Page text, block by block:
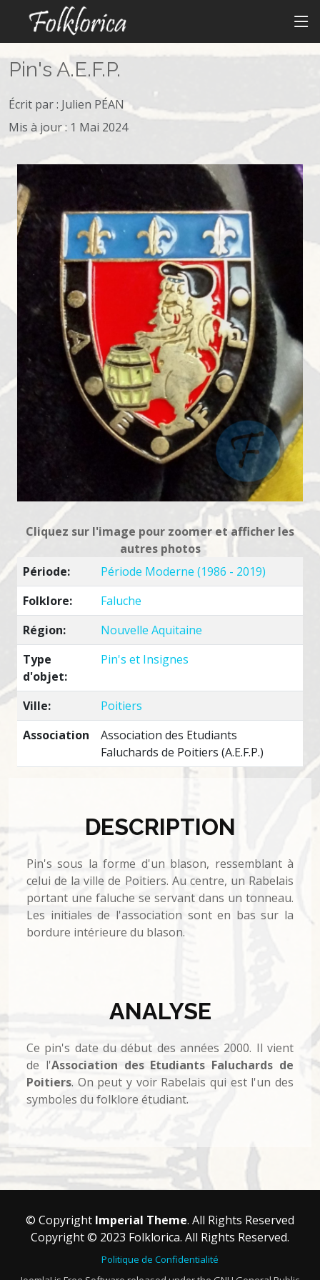
Pin's A.E.F.P.
Écrit par : Julien PÉAN
Mis à jour : 1 Mai 2024
Cliquez sur l'image pour zoomer et afficher les
autres photos
Période:
Période Moderne (1986 - 2019)
Folklore:
Faluche
Région:
Nouvelle Aquitaine
Type
d'objet:
Pin's et Insignes
Ville:
Poitiers
Association
Association des Etudiants
Faluchards de Poitiers (A.E.F.P.)
DESCRIPTION
Pin's sous la forme d'un blason, ressemblant à
celui de la ville de Poitiers. Au centre, un Rabelais
portant une faluche se servant dans un tonneau.
Les initiales de l'association sont en bas sur la
bordure intérieure du blason.
ANALYSE
Ce pin's date du début des années 2000. Il vient
de l'Association des Etudiants Faluchards de
Poitiers. On peut y voir Rabelais qui est l'un des
symboles du folklore étudiant.
© Copyright Imperial Theme. All Rights Reserved
Copyright © 2023 Folklorica. All Rights Reserved.
Politique de Confidentialité